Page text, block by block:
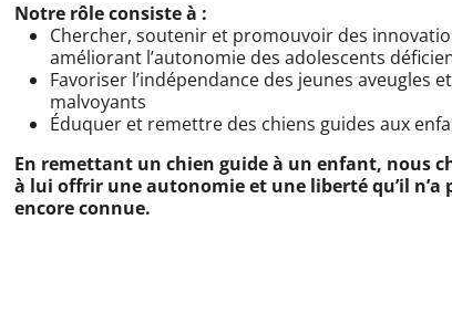
Notre rôle consiste à :
Chercher, soutenir et promouvoir des
améliorant l’autonomie des adolescents
Favoriser l’indépendance des jeunes aveugles et
malvoyants
Éduquer et remettre des chiens guides aux
En remettant un chien guide à un enfant, nous
à lui offrir une autonomie et une liberté qu’il n’a
encore connue.